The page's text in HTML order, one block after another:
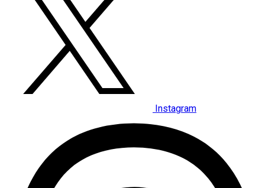
Instagram